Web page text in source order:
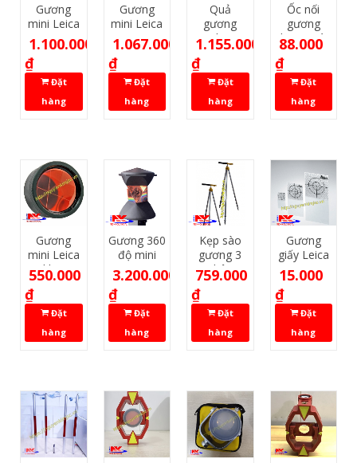
Gương
mini Leica
GMP111
1.100.000
₫
Đặt
hàng
Gương
mini Leica
1.067.000
₫
Đặt
hàng
Quả
gương
Nikon
1.155.000
₫
Đặt
hàng
Ốc nối
gương
dạng xoáy
88.000
₫
Đặt
hàng
Gương
mini Leica
0 khung
550.000
₫
Đặt
hàng
Gương 360
độ mini
3.200.000
₫
Đặt
hàng
Kẹp sào
gương 3
chân
759.000
₫
Đặt
hàng
Gương
giấy Leica
GZM
15.000
₫
Đặt
hàng